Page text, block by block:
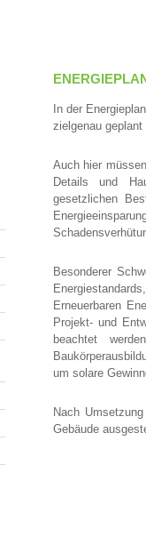
In der
zielgenau
Auch hier
Details und
gesetzlichen
Besonderer
Erneuerbaren
Projekt- und
beachtet
um solare
Nach
Gebäude